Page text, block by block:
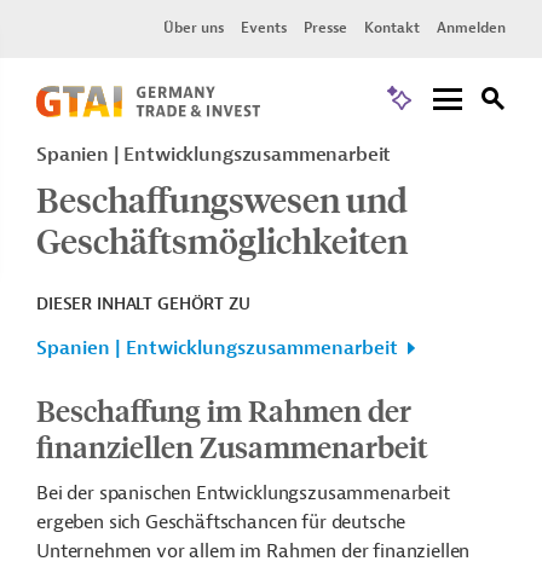
Über uns Events Presse Kontakt Anmelden
Spanien Entwicklungszusammenarbeit
Beschaffungswesen und
Geschäftsmöglichkeiten
DIESER INHALT GEHÖRT ZU
Spanien | Entwicklungszusammenarbeit
Beschaffung im Rahmen der
finanziellen Zusammenarbeit
Bei der spanischen Entwicklungszusammenarbeit
ergeben sich Geschäftschancen für deutsche
Unternehmen vor allem im Rahmen der finanziellen